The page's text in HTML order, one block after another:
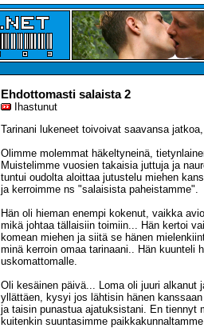
Ehdottomasti salaista 2
Ihastunut
Tarinani lukeneet toivoivat saavansa
Olimme molemmat häkeltyneinä,
Muistelimme vuosien takaisia juttuja ja
tuntui oudolta aloittaa jutustelu miehen
ja kerroimme ns "salaisista paheistamme".
Hän oli hieman enempi kokenut, vaikka
mikä johtaa tällaisiin toimiin... Hän kertoi
komean miehen ja siitä se hänen
minä kerroin omaa tarinaani.. Hän kuunteli
uskomattomalle.
Oli kesäinen päivä... Loma oli juuri alkanut
yllättäen, kysyi jos lähtisin hänen
ja taisin punastua ajatuksistani. En tiennyt
kuitenkin suuntasimme